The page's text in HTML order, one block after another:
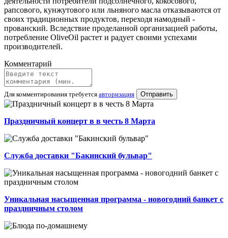
рапсового, кунжутового или льняного масла отказываются от
своих традиционных продуктов, переходя намодный -
прованский. Вследствие проделанной организацией работы,
потребление OliveOil растет и радует своими успехами
производителей.
Комментарий
Для комментирования требуется авторизация Отправить
Праздничный концерт в в честь 8 Марта
Служба доставки "Бакинский бульвар"
Уникальная насыщенная программа - новогодний банкет с
праздничным столом